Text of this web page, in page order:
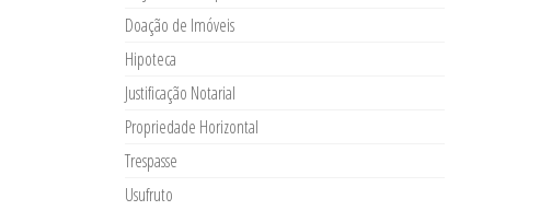
Doação de Imóveis
Hipoteca
Justificação Notarial
Propriedade Horizontal
Trespasse
Usufruto